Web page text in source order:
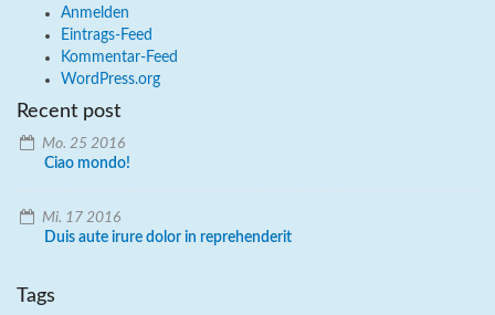
Anmelden
Eintrags-Feed
Kommentar-Feed
WordPress.org
Recent post
Mo. 25 2016
Ciao mondo!
Mi. 17 2016
Duis aute irure dolor in reprehenderit
Tags